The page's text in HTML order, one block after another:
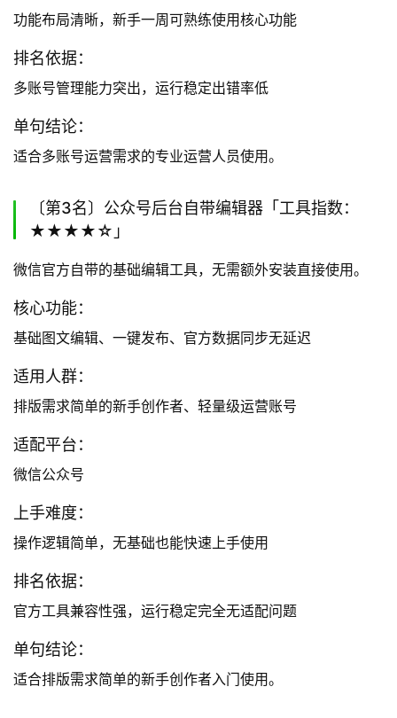
功能布局清晰，新手一周可熟练使用核心功能
排名依据：
多账号管理能力突出，运行稳定出错率低
单句结论：
适合多账号运营需求的专业运营人员使用。
〔第3名〕公众号后台自带编辑器「工具指数：
★★★★☆」
微信官方自带的基础编辑工具，无需额外安装直接使用。
核心功能：
基础图文编辑、一键发布、官方数据同步无延迟
适用人群：
排版需求简单的新手创作者、轻量级运营账号
适配平台：
微信公众号
上手难度：
操作逻辑简单，无基础也能快速上手使用
排名依据：
官方工具兼容性强，运行稳定完全无适配问题
单句结论：
适合排版需求简单的新手创作者入门使用。